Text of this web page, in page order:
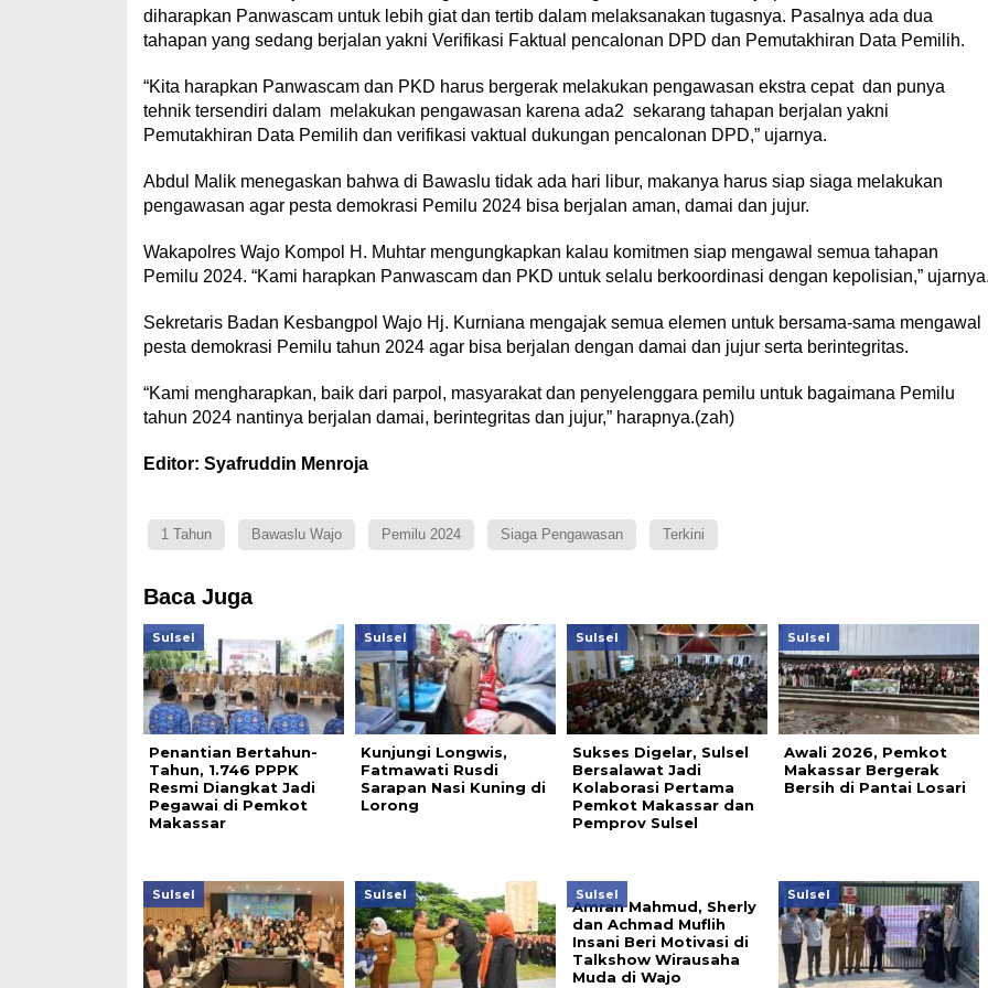
diharapkan Panwascam untuk lebih giat dan tertib dalam melaksanakan tugasnya. Pasalnya ada dua
tahapan yang sedang berjalan yakni Verifikasi Faktual pencalonan DPD dan Pemutakhiran Data Pemilih.
“Kita harapkan Panwascam dan PKD harus bergerak melakukan pengawasan ekstra cepat dan punya
tehnik tersendiri dalam melakukan pengawasan karena ada2 sekarang tahapan berjalan yakni
Pemutakhiran Data Pemilih dan verifikasi vaktual dukungan pencalonan DPD,” ujarnya.
Abdul Malik menegaskan bahwa di Bawaslu tidak ada hari libur, makanya harus siap siaga melakukan
pengawasan agar pesta demokrasi Pemilu 2024 bisa berjalan aman, damai dan jujur.
Wakapolres Wajo Kompol H. Muhtar mengungkapkan kalau komitmen siap mengawal semua tahapan
Pemilu 2024. “Kami harapkan Panwascam dan PKD untuk selalu berkoordinasi dengan kepolisian,”
Sekretaris Badan Kesbangpol Wajo Hj. Kurniana mengajak semua elemen untuk bersama-sama mengawal
pesta demokrasi Pemilu tahun 2024 agar bisa berjalan dengan damai dan jujur serta berintegritas.
“Kami mengharapkan, baik dari parpol, masyarakat dan penyelenggara pemilu untuk bagaimana Pemilu
tahun 2024 nantinya berjalan damai, berintegritas dan jujur,” harapnya.(zah)
Editor: Syafruddin Menroja
1 Tahun Bawaslu Wajo Pemilu 2024 Siaga Pengawasan Terkini
Baca Juga
Sulsel
Penantian Bertahun-
Tahun, 1.746 PPPK
Resmi Diangkat Jadi
Pegawai di Pemkot
Makassar
Sulsel
Kunjungi Longwis,
Fatmawati Rusdi
Sarapan Nasi Kuning di
Lorong
Sulsel
Sukses Digelar, Sulsel
Bersalawat Jadi
Kolaborasi Pertama
Pemkot Makassar dan
Pemprov Sulsel
Sulsel
Awali 2026, Pemkot
Makassar Bergerak
Bersih di Pantai Losari
Sulsel Sulsel Sulsel
Amran Mahmud, Sherly
dan Achmad Muflih
Insani Beri Motivasi di
Talkshow Wirausaha
Muda di Wajo
Sulsel